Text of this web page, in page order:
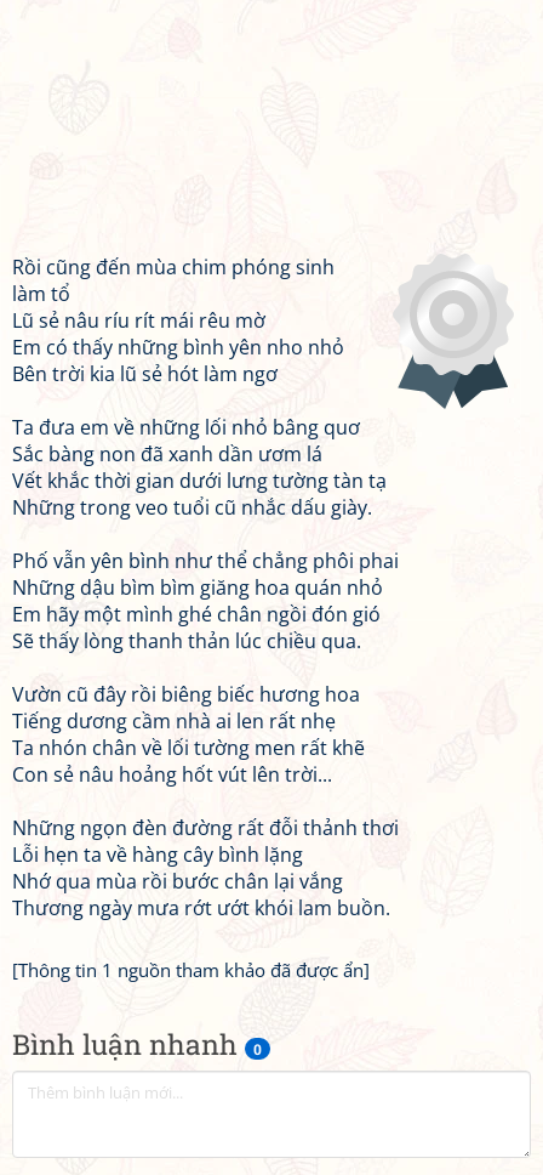
Bình luận nhanh 0
Rồi cũng đến mùa chim phóng sinh
làm tổ
Lũ sẻ nâu ríu rít mái rêu mờ
Em có thấy những bình yên nho nhỏ
Bên trời kia lũ sẻ hót làm ngơ
Ta đưa em về những lối nhỏ bâng quơ
Sắc bàng non đã xanh dần ươm lá
Vết khắc thời gian dưới lưng tường tàn tạ
Những trong veo tuổi cũ nhắc dấu giày.
Phố vẫn yên bình như thể chẳng phôi phai
Những dậu bìm bìm giăng hoa quán nhỏ
Em hãy một mình ghé chân ngồi đón gió
Sẽ thấy lòng thanh thản lúc chiều qua.
Vườn cũ đây rồi biêng biếc hương hoa
Tiếng dương cầm nhà ai len rất nhẹ
Ta nhón chân về lối tường men rất khẽ
Con sẻ nâu hoảng hốt vút lên trời...
Những ngọn đèn đường rất đỗi thảnh thơi
Lỗi hẹn ta về hàng cây bình lặng
Nhớ qua mùa rồi bước chân lại vắng
Thương ngày mưa rớt ướt khói lam buồn.
[Thông tin 1 nguồn tham khảo đã được ẩn]